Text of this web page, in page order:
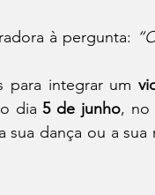
à pergunta:
para integrar um
o dia 5 de junho, no
dança ou a sua